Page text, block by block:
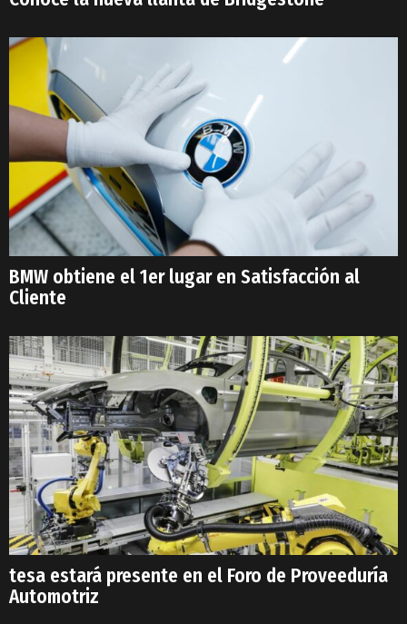
BMW obtiene el 1er lugar en Satisfacción al
Cliente
tesa estará presente en el Foro de Proveeduría
Automotriz